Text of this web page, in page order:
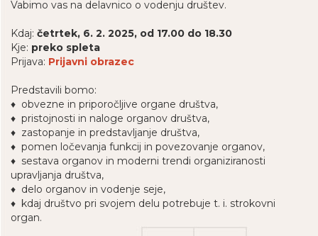
Vabimo vas na delavnico o vodenju društev.
Kdaj: četrtek, 6. 2. 2025, od 17.00 do 18.30
Kje: preko spleta
Prijava: Prijavni obrazec
Predstavili bomo:
♦ obvezne in priporočljive organe društva,
♦ pristojnosti in naloge organov društva,
♦ zastopanje in predstavljanje društva,
♦ pomen ločevanja funkcij in povezovanje organov,
♦ sestava organov in moderni trendi organiziranosti
upravljanja društva,
♦ delo organov in vodenje seje,
♦ kdaj društvo pri svojem delu potrebuje t. i. strokovni
organ.